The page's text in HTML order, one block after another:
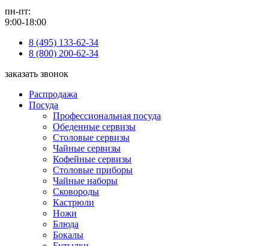
пн-пт:
9:00-18:00
8 (495) 133-62-34
8 (800) 200-62-34
заказать звонок
Распродажа
Посуда
Профессиональная посуда
Обеденные сервизы
Столовые сервизы
Чайные сервизы
Кофейные сервизы
Столовые приборы
Чайные наборы
Сковороды
Кастрюли
Ножи
Блюда
Бокалы